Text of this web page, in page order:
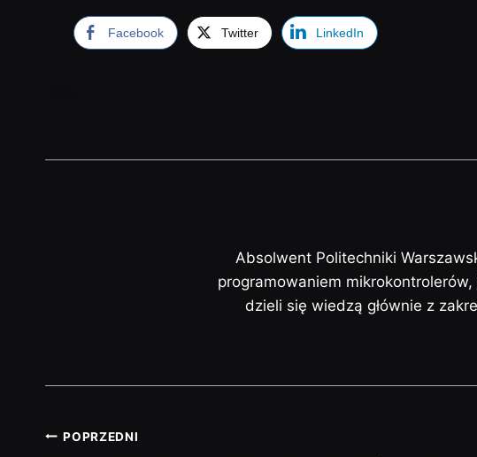
Facebook Twitter LinkedIn
Absolwent Politechniki
programowaniem
dzieli się wiedzą głównie z
POPRZEDNI